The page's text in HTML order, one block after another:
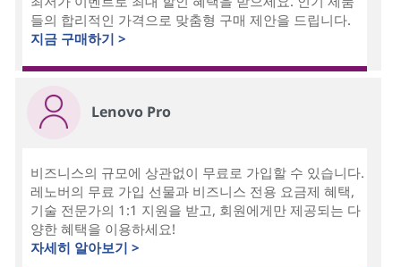
들의 합리적인 가격으로 맞춤형 구매 제안을 드립니다.
지금 구매하기 >
Lenovo Pro
비즈니스의 규모에 상관없이 무료로 가입할 수 있습니다.
레노버의 무료 가입 선물과 비즈니스 전용 요금제 혜택,
기술 전문가의 1:1 지원을 받고, 회원에게만 제공되는 다
양한 혜택을 이용하세요!
자세히 알아보기 >